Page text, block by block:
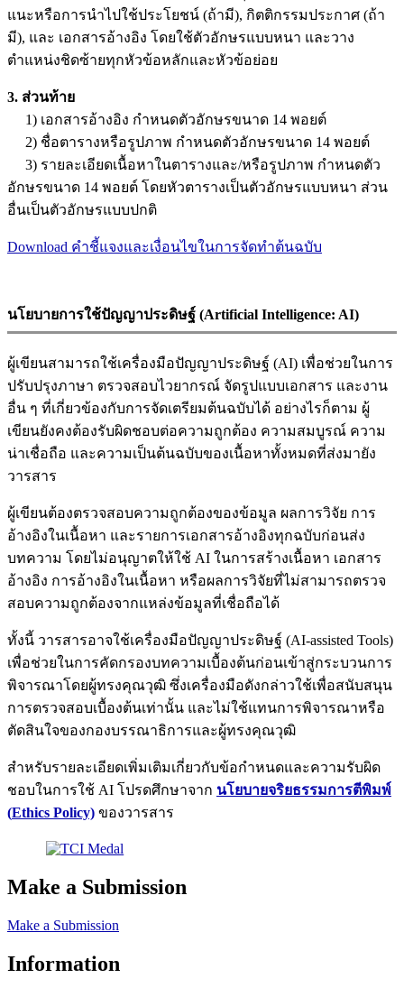
แนะหรือการนำไปใช้ประโยชน์ (ถ้ามี), กิตติกรรมประกาศ (ถ้า
มี), และ เอกสารอ้างอิง โดยใช้ตัวอักษรแบบหนา และวาง
ตำแหน่งชิดซ้ายทุกหัวข้อหลักและหัวข้อย่อย
3. ส่วนท้าย
1) เอกสารอ้างอิง กำหนดตัวอักษรขนาด 14 พอยต์
2) ชื่อตารางหรือรูปภาพ กำหนดตัวอักษรขนาด 14 พอยต์
3) รายละเอียดเนื้อหาในตารางและ/หรือรูปภาพ กำหนดตัว
อักษรขนาด 14 พอยต์ โดยหัวตารางเป็นตัวอักษรแบบหนา ส่วน
อื่นเป็นตัวอักษรแบบปกติ
Download คำชี้แจงและเงื่อนไขในการจัดทำต้นฉบับ
นโยบายการใช้ปัญญาประดิษฐ์ (Artificial Intelligence: AI)
ผู้เขียนสามารถใช้เครื่องมือปัญญาประดิษฐ์ (AI) เพื่อช่วยในการ
ปรับปรุงภาษา ตรวจสอบไวยากรณ์ จัดรูปแบบเอกสาร และงาน
อื่น ๆ ที่เกี่ยวข้องกับการจัดเตรียมต้นฉบับได้ อย่างไรก็ตาม ผู้
เขียนยังคงต้องรับผิดชอบต่อความถูกต้อง ความสมบูรณ์ ความ
น่าเชื่อถือ และความเป็นต้นฉบับของเนื้อหาทั้งหมดที่ส่งมายัง
วารสาร
ผู้เขียนต้องตรวจสอบความถูกต้องของข้อมูล ผลการวิจัย การ
อ้างอิงในเนื้อหา และรายการเอกสารอ้างอิงทุกฉบับก่อนส่ง
บทความ โดยไม่อนุญาตให้ใช้ AI ในการสร้างเนื้อหา เอกสาร
อ้างอิง การอ้างอิงในเนื้อหา หรือผลการวิจัยที่ไม่สามารถตรวจ
สอบความถูกต้องจากแหล่งข้อมูลที่เชื่อถือได้
ทั้งนี้ วารสารอาจใช้เครื่องมือปัญญาประดิษฐ์ (AI-assisted Tools)
เพื่อช่วยในการคัดกรองบทความเบื้องต้นก่อนเข้าสู่กระบวนการ
พิจารณาโดยผู้ทรงคุณวุฒิ ซึ่งเครื่องมือดังกล่าวใช้เพื่อสนับสนุน
การตรวจสอบเบื้องต้นเท่านั้น และไม่ใช้แทนการพิจารณาหรือ
ตัดสินใจของกองบรรณาธิการและผู้ทรงคุณวุฒิ
สำหรับรายละเอียดเพิ่มเติมเกี่ยวกับข้อกำหนดและความรับผิด
ชอบในการใช้ AI โปรดศึกษาจาก นโยบายจริยธรรมการตีพิมพ์
(Ethics Policy) ของวารสาร
Make a Submission
Make a Submission
Information